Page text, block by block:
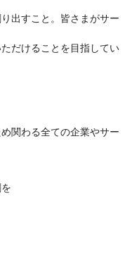
出すこと。皆さまがサー
だけることを目指してい
関わる全ての企業やサー